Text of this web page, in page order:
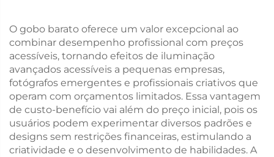
O gobo barato oferece um valor excepcional ao
combinar desempenho profissional com preços
acessíveis, tornando efeitos de iluminação
avançados acessíveis a pequenas empresas,
fotógrafos emergentes e profissionais criativos que
operam com orçamentos limitados. Essa vantagem
de custo-benefício vai além do preço inicial, pois os
usuários podem experimentar diversos padrões e
designs sem restrições financeiras, estimulando a
criatividade e o desenvolvimento de habilidades. A